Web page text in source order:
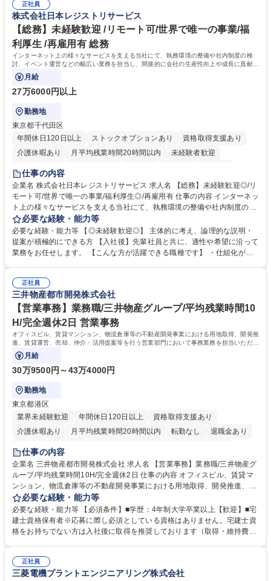
ルプロデュースしているため、商品に関わる全ての業務をサポート頂きま
す。 募集職種 東京都中央区【営業事務・貿易事務】食品商社/残業少なめ/
リモート等相談可
の強み】1991年の設立以来、外食産業を中心としたお客様の多様なニー
ズに沿った冷凍水産物等の生産・輸入・販売を一貫して手掛けています。
自社工場と海外拠点の強固な連携によるワンストップサービスが最大の強
みです。 学歴・資格 学歴：大学院 大学 語学力：英語 資格：
正社員
株式会社日本レジストリサービス
【総務】未経験歓迎 /リモート可/世界で唯一の事業/福
利厚生 /再雇用有 総務
インターネット上の様々なサービスを支える当社にて、執務環境の整備や社内制度の検
討、イベント運営などの幅広い業務を担当し、間接的に会社の生産性向上や成長に貢献し
ている部署です。
月給
27万6000円以上
勤務地
東京都千代田区
年間休日120日以上
ストックオプションあり
資格取得支援あり
介護休暇あり
月平均残業時間20時間以内
未経験者歓迎
住宅手当あり
完全週休2日制
交通費支給 駅近5分以内 土日祝休み 服装自由
仕事の内容
企業名 株式会社日本レジストリサービス 求人名 【総務】未経験歓迎◎/リ
モート可/世界で唯一の事業/福利厚生◎/再雇用有 仕事の内容 インターネッ
ト上の様々なサービスを支える当社にて、執務環境の整備や社内制度の検
討、イベント運営などの幅広い業務を担当し、間接的に会社の生産性向上
や成長に貢献している部署です。 会社の全メンバーが安心して長く成果を
発揮できる環境を整えるために、毎日のメンテナンスや維持管理に加え、
新たな施策検討を積極的に行っていただき、会社全体を巻き込み課題解決
幅広い業務の体得が可能で、多様なキャリアパスを描くことも可能です。
募集職種 【総務】未経験歓迎◎/リモート可/世界で唯一の事業/福利厚生◎/
再雇用有
必要な経験・能力等
必要な経験・能力等 【◎未経験歓迎◎】 主体的に考え、論理的な説明・
提案が積極的にできる方 【入社後】先輩社員と共に、適性や希望に沿って
業務をお任せします。 【こんな方が活躍できる職種です】 ・仕組化が好
対処できる・新しいことに興味関心がある 【魅力】■自己啓発支援：資格
取得や通信教育など費用の80%（年間25万円まで）を補助 ■住宅手当：家
賃の50%（月額7万円まで）を補助 学歴・資格 学歴：大学院 大学 語学
力： 資格：
正社員
三井物産都市開発株式会社
【営業事務】業務職/三井物産グループ/平均残業時間10
H/完全週休2日 営業事務
オフィスビル、賃貸マンション、物流倉庫等の不動産開発事業における用地取得、開発推
進、賃貸運営、売却、仲介・活用提案等を行う営業部門において事務業務を担当いただき
ます。
月給
30万9500円～43万4000円
勤務地
東京都港区
業界未経験歓迎
年間休日120日以上
資格取得支援あり
介護休暇あり
月平均残業時間20時間以内 転勤なし
退職金あり
在宅OK
賞与あり
駅近5分以内
土日祝休み 寮・社宅あり
仕事の内容
企業名 三井物産都市開発株式会社 求人名 【営業事務】業務職/三井物産グ
ループ/平均残業時間10H/完全週休2日 仕事の内容 オフィスビル、賃貸マ
ンション、物流倉庫等の不動産開発事業における用地取得、開発推進、賃
貸運営、売却、仲介・活用提案等を行う営業部門において事務業務を担当
いただきます。 【詳細】・契約書管理、契約書製本、捺印対応、ファイリ
ング、登記簿取得、調書取得・支払業務（各種費用支払、支払管理、請
求・支払データ登録、取引先マスター申請対応）・予算作成及び予実管
の他に担当頂く業務が発生する場合があります。 募集職種 【営業事務】
業務職/三井物産グループ/平均残業時間10H/完全週休2日
必要な経験・能力等
必要な経験・能力等 【必須条件】■学歴：4年制大学卒業以上【歓迎】■宅
建士資格保有者※応募に際し必須としている資格はありません。宅建士資
格をお持ちでない方は入社後に取得を推奨しております（取得・維持費用
ション力がある方。 ・チャレンジを厭わず、粘り強く業務に取り組める
方。多様な関係者と謙虚に信頼関係を構築でき、期限を意識したスケジュ
正社員
三菱電機プラントエンジニアリング株式会社